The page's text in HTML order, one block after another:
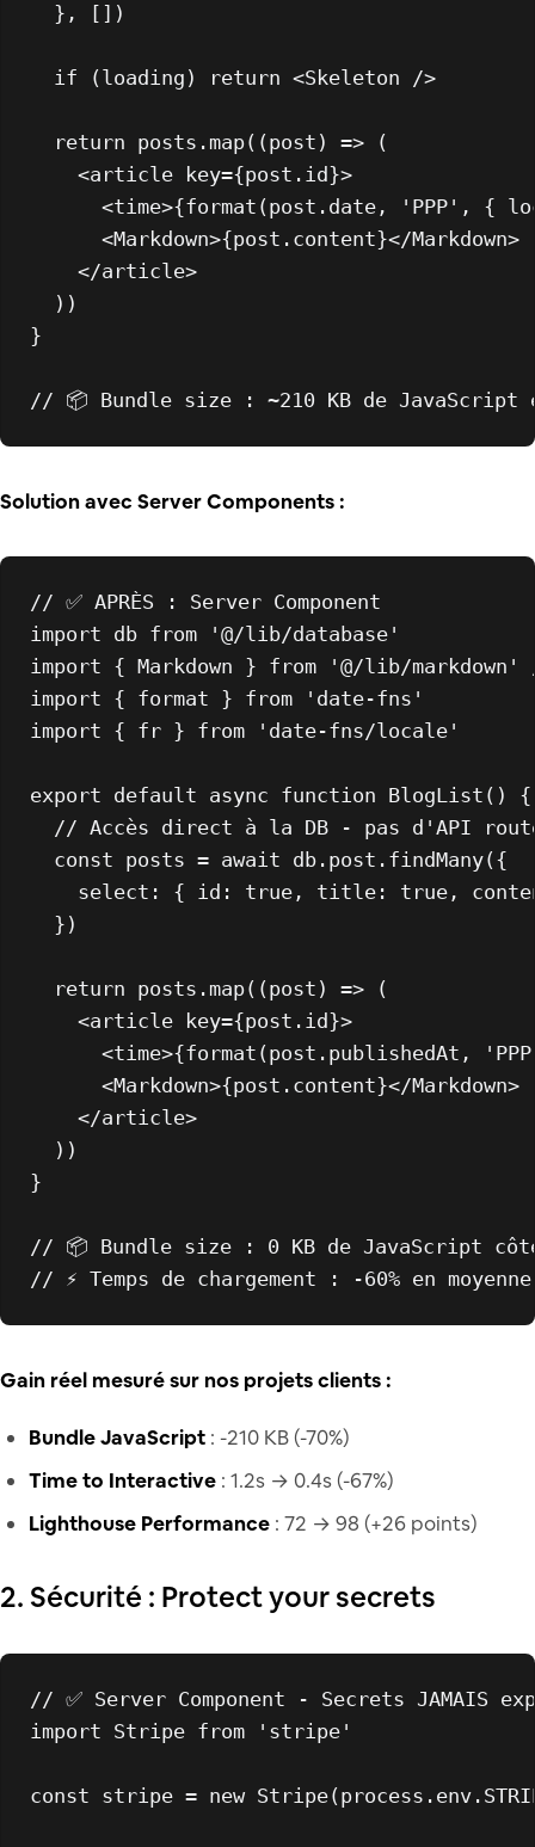
  }, [])
if (loading) return <Skeleton />
return posts. map( (post ) => (
<article key={post.id}>
<time>{format(post.date, 'PPP', {
<Markdown>{post.content}</Markdown>
</article>
  ))
}
// 📦 Bundle size : ~210 KB de JavaScript
Solution avec Server Components :
// ✅ APRÈS : Server Component
import db from
'@/lib/database'
import { Markdown } from '@/lib/markdown'
import { format } from
'date-fns'
import { fr } from 'date-fns/locale'
export default async function BlogList ( ) {
// Accès direct à la DB - pas d'API
const posts = await db. post . findMany({
select : { id : true , title : true ,
  })
return posts. map( (post ) => (
<article key={post.id}>
<time>{format(post.publishedAt,
<Markdown>{post.content}</Markdown>
</article>
  ))
}
// 📦 Bundle size : 0 KB de JavaScript
// ⚡ Temps de chargement : -60% en moyenne
Gain réel mesuré sur nos projets clients :
Bundle JavaScript : -210 KB (-70%)
Time to Interactive : 1.2s → 0.4s (-67%)
Lighthouse Performance : 72 → 98 (+26 points)
2. Sécurité : Protect your secrets
// ✅ Server Component - Secrets JAMAIS
import Stripe from 'stripe'
const stripe = new Stripe(process. env .